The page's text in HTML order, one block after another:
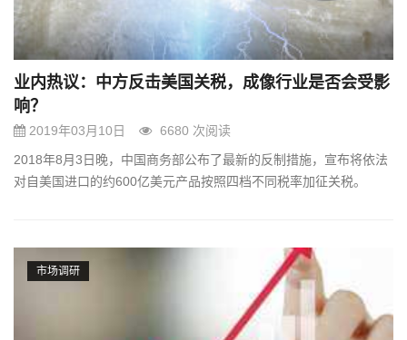
业内热议：中方反击美国关税，成像行业是否会受影
响？
2019年03月10日
6680 次阅读
2018年8月3日晚，中国商务部公布了最新的反制措施，宣布将依法
对自美国进口的约600亿美元产品按照四档不同税率加征关税。
市场调研